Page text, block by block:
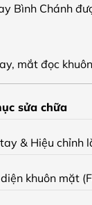
Bình Chánh
mắt đọc
sửa chữa
& Hiệu chỉnh
khuôn mặt